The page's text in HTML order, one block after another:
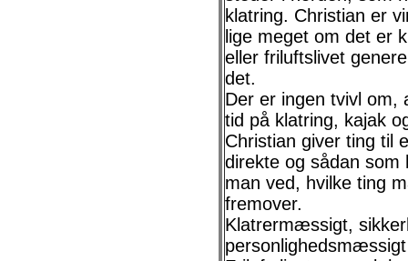
klatring. Christian er
lige meget om det er
eller friluftslivet
det.
Der er ingen tvivl om,
tid på klatring, kajak
Christian giver ting til
direkte og sådan
man ved, hvilke ting
fremover.
Klatrermæssigt,